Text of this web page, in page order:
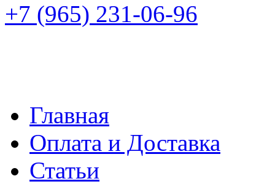
+7 (965) 231-06-96
Главная
Оплата и Доставка
Статьи